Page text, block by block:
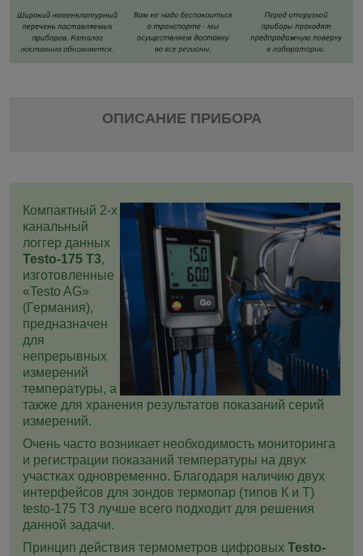
ОПИСАНИЕ ПРИБОРА
Компактный 2-х
канальный
логгер данных
Testo-175 T3,
изготовленные
«Testo AG»
(Германия),
предназначен
для
непрерывных
измерений
температуры, а
также для хранения результатов показаний серий
измерений.
Очень часто возникает необходимость мониторинга
и регистрации показаний температуры на двух
участках одновременно. Благодаря наличию двух
интерфейсов для зондов термопар (типов К и Т)
testo-175 T3 лучше всего подходит для решения
данной задачи.
Принцип действия термометров цифровых Testo-